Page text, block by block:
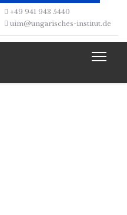
+49 941 943 5440
uim@ungarisches-institut.de